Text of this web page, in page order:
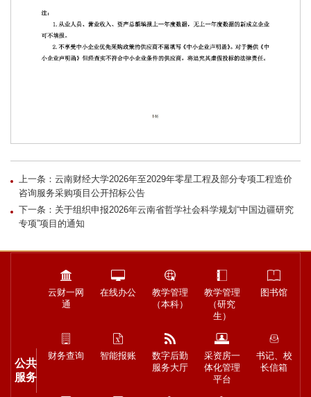
上一条：云南财经大学2026年至2029年零星工程及部分专项工程造价
咨询服务采购项目公开招标公告
下一条：关于组织申报2026年云南省哲学社会科学规划“中国边疆研究
专项”项目的通知
公共
服务
云财一网
通
在线办公
教学管理
（本科）
教学管理
（研究
生）
图书馆
财务查询 智能报账
数字后勤
服务大厅
采资房一
体化管理
平台
书记、校
长信箱